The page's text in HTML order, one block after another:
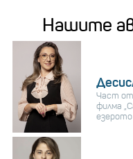
Нашите
Част
филма